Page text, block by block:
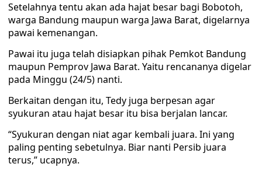
Setelahnya tentu akan ada hajat besar bagi Bobotoh,
warga Bandung maupun warga Jawa Barat, digelarnya
pawai kemenangan.
Pawai itu juga telah disiapkan pihak Pemkot Bandung
maupun Pemprov Jawa Barat. Yaitu rencananya digelar
pada Minggu (24/5) nanti.
Berkaitan dengan itu, Tedy juga berpesan agar
syukuran atau hajat besar itu bisa berjalan lancar.
“Syukuran dengan niat agar kembali juara. Ini yang
paling penting sebetulnya. Biar nanti Persib juara
terus,” ucapnya.